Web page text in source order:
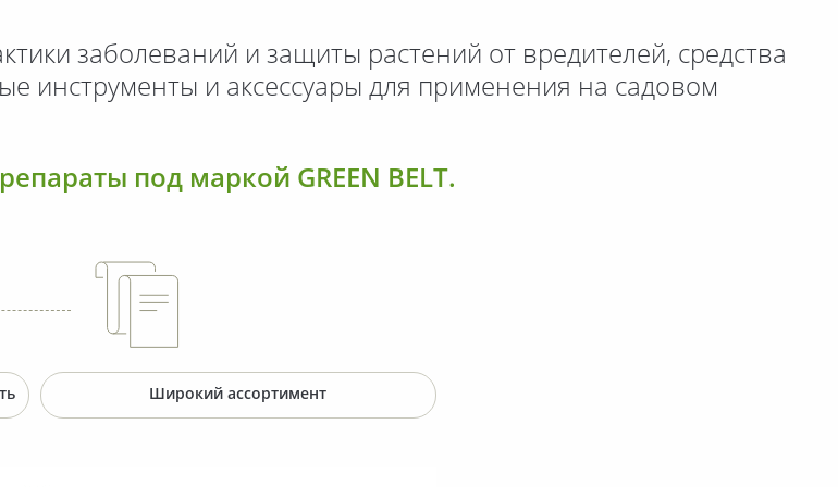
заболеваний и защиты растений от вредителей, средства
инструменты и аксессуары для применения на садовом
под маркой GREEN BELT.
Широкий ассортимент